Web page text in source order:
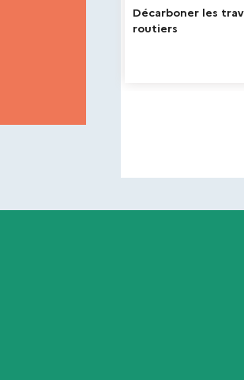
Vient de paraître